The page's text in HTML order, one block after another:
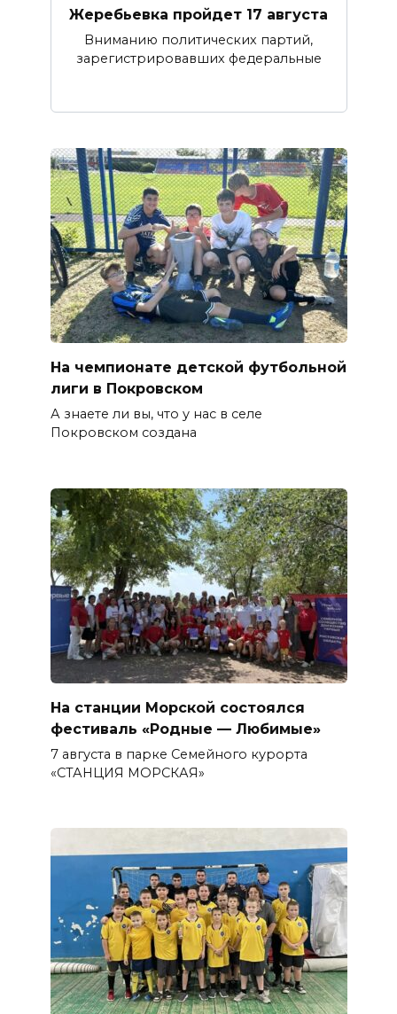
Жеребьевка пройдет 17 августа
Вниманию политических партий,
зарегистрировавших федеральные
На чемпионате детской футбольной
лиги в Покровском
А знаете ли вы, что у нас в селе
Покровском создана
На станции Морской состоялся
фестиваль «Родные — Любимые»
7 августа в парке Семейного курорта
«СТАНЦИЯ МОРСКАЯ»